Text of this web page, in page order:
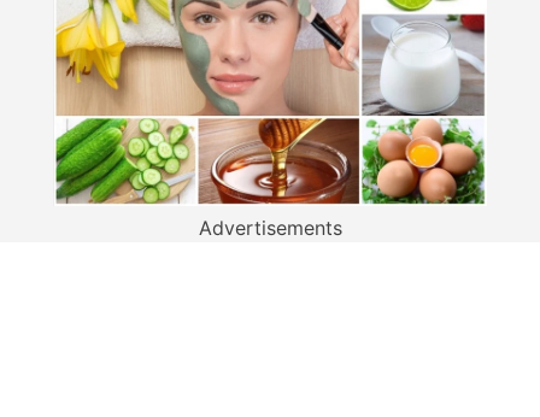
Advertisements